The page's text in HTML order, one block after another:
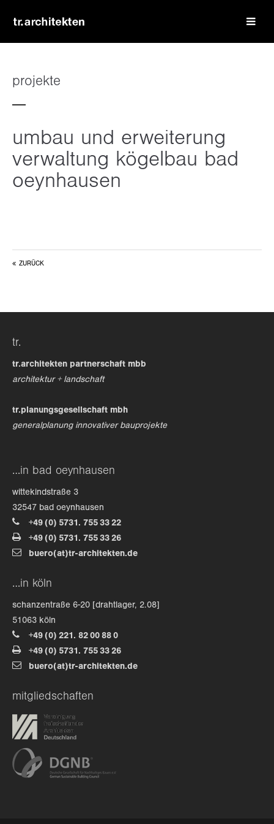
passwort
24h/ 365days
we offer support for our customers
get in touch
cybersteel inc.
have any questions?
+44 1234 567 890
drop us a line
info@yourdomain.com
about us
lorem ipsum dolor sit amet, consectetuer
adipiscing elit.
aenean commodo ligula eget dolor. aenean massa. cum
sociis natoque penatibus et magnis dis parturient
ultricies nec.
projekte
umbau und erweiterung
verwaltung kögelbau bad
oeynhausen
ZURÜCK
tr.
tr.architekten partnerschaft mbb
architektur + landschaft
tr.planungsgesellschaft mbh
generalplanung innovativer bauprojekte
…in bad oeynhausen
wittekindstraße 3
32547 bad oeynhausen
+49 (0) 5731. 755 33 22
+49 (0) 5731. 755 33 26
buero(at)tr-architekten.de
…in köln
schanzentraße 6-20 [drahtlager, 2.08]
51063 köln
+49 (0) 221. 82 00 88 0
+49 (0) 5731. 755 33 26
buero(at)tr-architekten.de
mitgliedschaften